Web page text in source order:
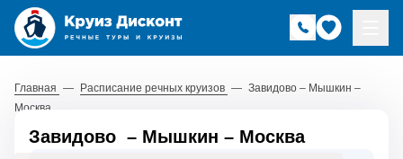
Главная — Расписание речных круизов — Завидово – Мышкин –
Москва
Завидово – Мышкин – Москва